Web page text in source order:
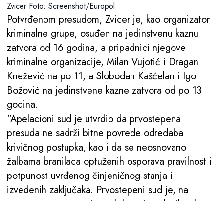
Zvicer Foto: Screenshot/Europol
Potvrđenom presudom, Zvicer je, kao organizator
kriminalne grupe, osuđen na jedinstvenu kaznu
zatvora od 16 godina, a pripadnici njegove
kriminalne organizacije, Milan Vujotić i Dragan
Knežević na po 11, a Slobodan Kašćelan i Igor
Božović na jedinstvene kazne zatvora od po 13
godina.
“Apelacioni sud je utvrdio da prvostepena
presuda ne sadrži bitne povrede odredaba
krivičnog postupka, kao i da se neosnovano
žalbama branilaca optuženih osporava pravilnost i
potpunost uvrđenog činjeničnog stanja i
izvedenih zaključaka. Prvostepeni sud je, na